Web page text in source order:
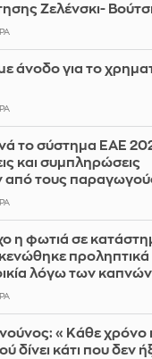
Ζελένσκι-
άνοδο για το
το σύστημα ΕΑΕ
και συμπληρώσεις
από τους
η φωτιά σε
προληπτικά
λόγω των καπνών
«Κάθε χρόνο
δίνει κάτι που δεν